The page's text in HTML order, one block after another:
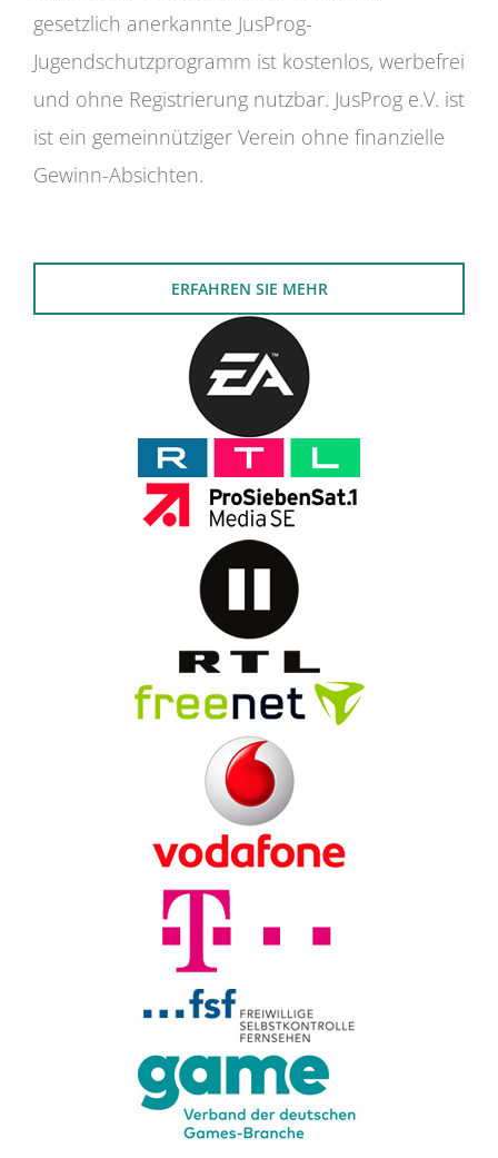
gesetzlich anerkannte JusProg-
Jugendschutzprogramm ist kostenlos, werbefrei
und ohne Registrierung nutzbar. JusProg e.V. ist
ist ein gemeinnütziger Verein ohne finanzielle
Gewinn-Absichten.
ERFAHREN SIE MEHR